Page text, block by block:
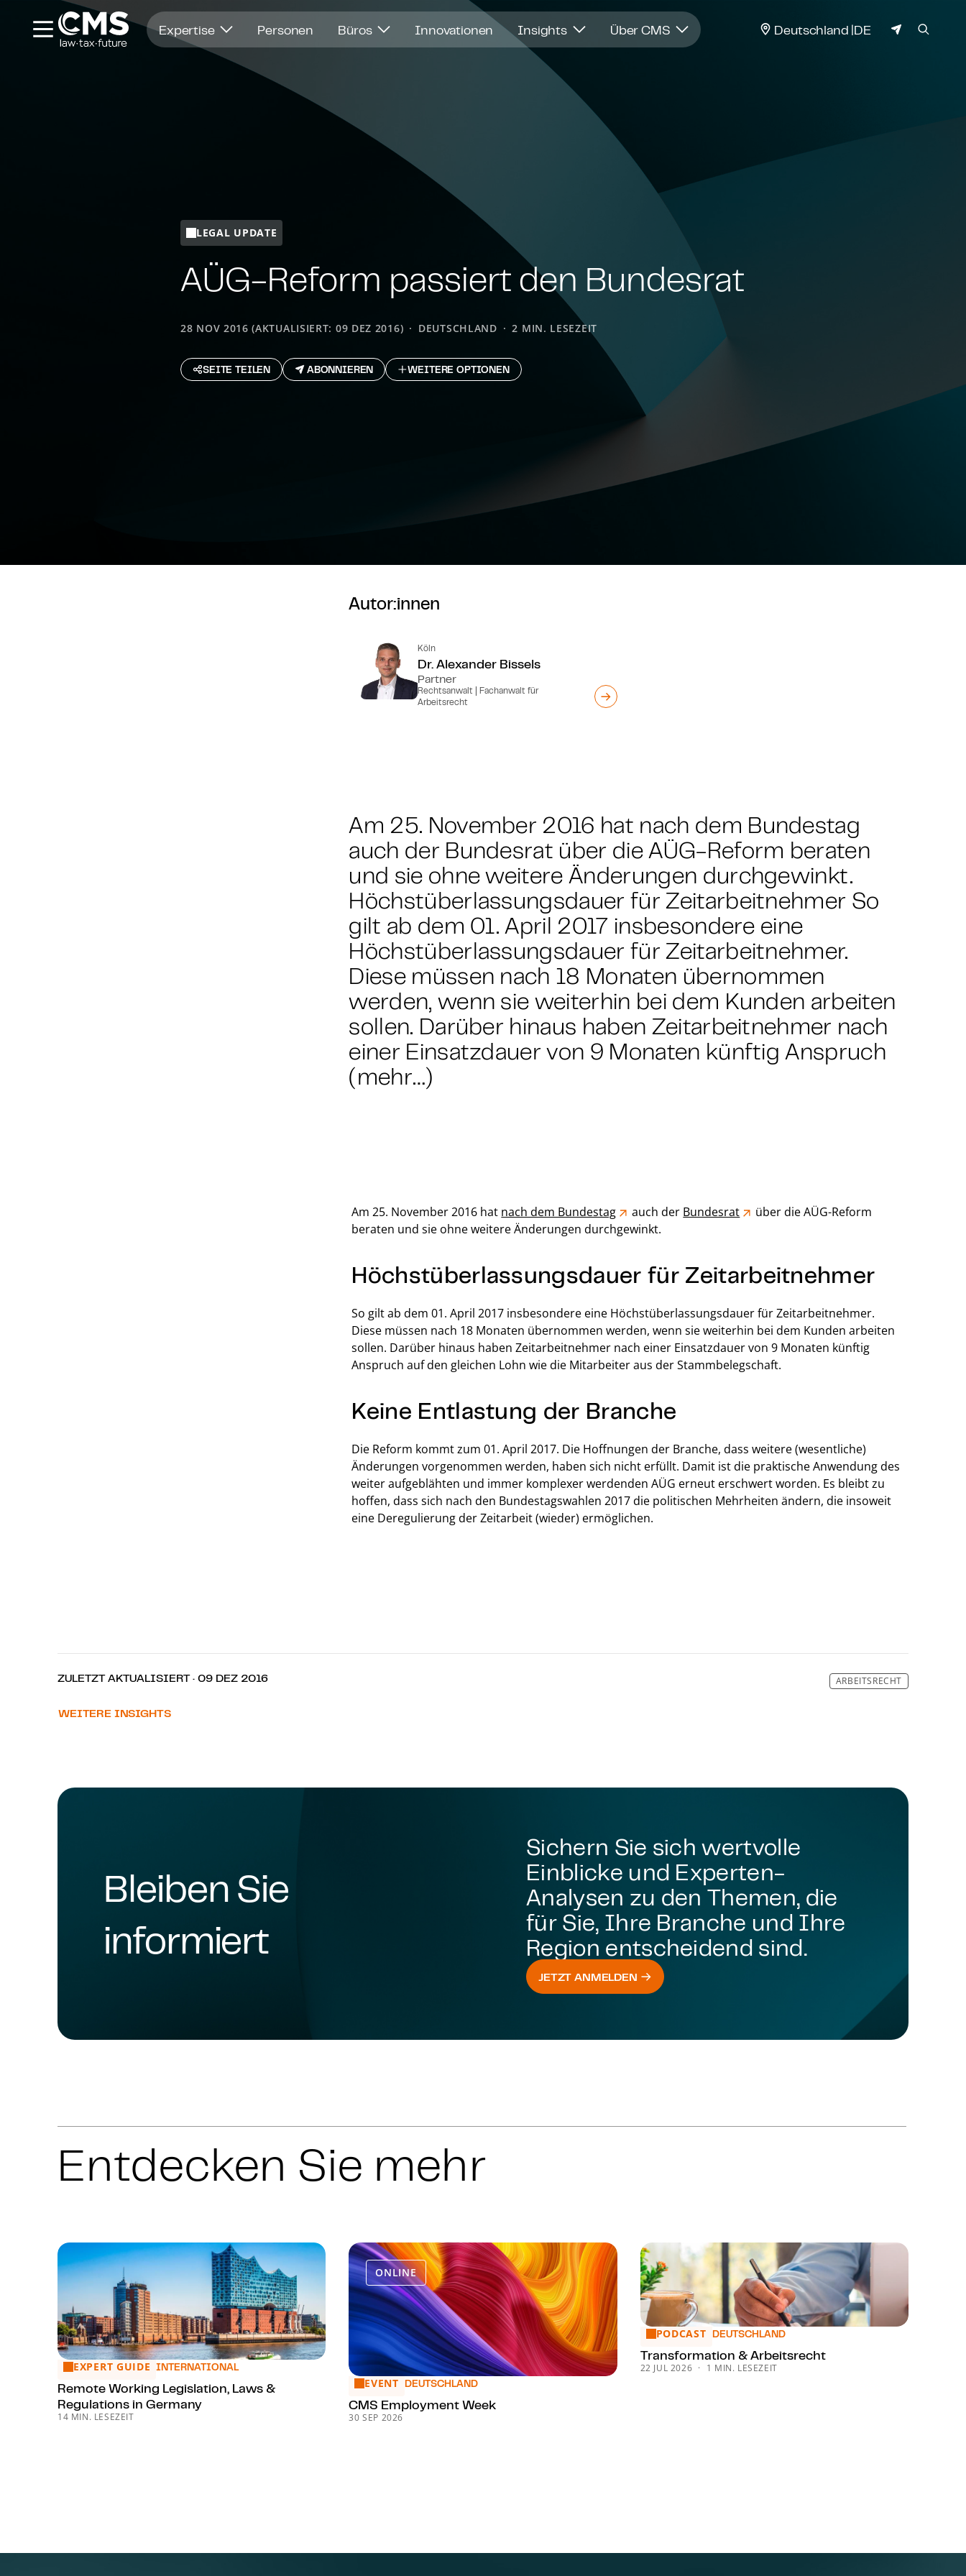
Expertise Personen Büros Innovationen Insights Über CMS JURISDIKTION
Deutschland DE
LEGAL UPDATE
AÜG-Reform passiert den Bundesrat
28 NOV 2016 (AKTUALISIERT: 09 DEZ 2016) DEUTSCHLAND 2 MIN. LESEZEIT
SEITE TEILEN ABONNIEREN WEITERE OPTIONEN
Autor:innen
Köln
Dr. Alexander Bissels
Partner
Rechtsanwalt | Fachanwalt für
Arbeitsrecht
Am 25. November 2016 hat nach dem Bundestag
auch der Bundesrat über die AÜG-Reform beraten
und sie ohne weitere Änderungen durchgewinkt.
Höchstüberlassungsdauer für Zeitarbeitnehmer So
gilt ab dem 01. April 2017 insbesondere eine
Höchstüberlassungsdauer für Zeitarbeitnehmer.
Diese müssen nach 18 Monaten übernommen
werden, wenn sie weiterhin bei dem Kunden arbeiten
sollen. Darüber hinaus haben Zeitarbeitnehmer nach
einer Einsatzdauer von 9 Monaten künftig Anspruch
(mehr…)
Am 25. November 2016 hat nach dem Bundestag auch der Bundesrat
über die AÜG-Reform
beraten und sie ohne weitere Änderungen durchgewinkt.
Höchstüberlassungsdauer für Zeitarbeitnehmer
So gilt ab dem 01. April 2017 insbesondere eine Höchstüberlassungsdauer für Zeitarbeitnehmer.
Diese müssen nach 18 Monaten übernommen werden, wenn sie weiterhin bei dem Kunden arbeiten
sollen. Darüber hinaus haben Zeitarbeitnehmer nach einer Einsatzdauer von 9 Monaten künftig
Anspruch auf den gleichen Lohn wie die Mitarbeiter aus der Stammbelegschaft.
Keine Entlastung der Branche
Die Reform kommt zum 01. April 2017. Die Hoffnungen der Branche, dass weitere (wesentliche)
Änderungen vorgenommen werden, haben sich nicht erfüllt. Damit ist die praktische Anwendung des
weiter aufgeblähten und immer komplexer werdenden AÜG erneut erschwert worden. Es bleibt zu
hoffen, dass sich nach den Bundestagswahlen 2017 die politischen Mehrheiten ändern, die insoweit
eine Deregulierung der Zeitarbeit (wieder) ermöglichen.
ZULETZT AKTUALISIERT · 09 DEZ 2016
WEITERE INSIGHTS
ARBEITSRECHT
Bleiben Sie
informiert
Sichern Sie sich wertvolle
Einblicke und Experten-
Analysen zu den Themen, die
für Sie, Ihre Branche und Ihre
Region entscheidend sind.
JETZT ANMELDEN
Entdecken Sie mehr
Remote Working Legislation, Laws & Regulations in Germany
EXPERT GUIDE INTERNATIONAL
Remote Working Legislation, Laws &
Regulations in Germany
14 MIN. LESEZEIT
ONLINE
CMS Employment Week
EVENT DEUTSCHLAND
CMS Employment Week
30 SEP 2026
Trans­for­ma­ti­on & Arbeitsrecht
PODCAST DEUTSCHLAND
Trans­for­ma­ti­on & Arbeitsrecht
22 JUL 2026 1 MIN. LESEZEIT
Öffnet in einem neuen Fenster